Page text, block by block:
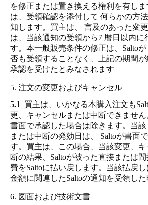
を修正または置き換える権利を有し
は、受領確認を添付して 何らかの方
知します。買主は、 言及のあった変
は、当該通知の受領から7 暦日以内に
す。本一般販売条件の修正は、Salto
否も受領することなく、上記の期間が
承認を受けたとみなされます
5. 注文の変更およびキャンセル
5.1
買主は、いかなる本購入注文も
更、キャンセルまたは中断できません
書面で承認した場合は除きます。当
または中断の発効日は、 Saltoが書面
す。買主は、この場合、当該変更、
断の結果、Saltoが被った直接または
費をSaltoに払い戻します。当該払戻
金額に関連したSaltoの通知を受領した
6. 図面および技術文書